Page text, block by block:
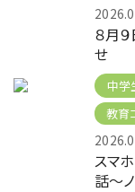
８月
せ
中学
教育
スマ
話～